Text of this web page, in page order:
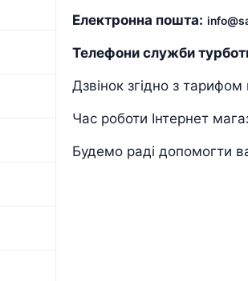
Електронна пошта:
Телефони служби
Дзвінок згідно з
Час роботи Інтернет
Будемо раді допомогти